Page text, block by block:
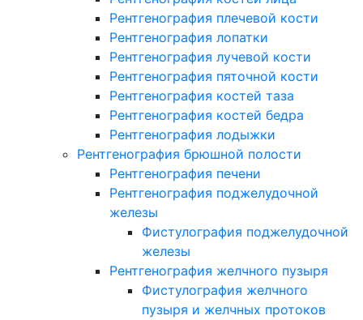
Рентгенография плечевой кости
Рентгенография лопатки
Рентгенография лучевой кости
Рентгенография пяточной кости
Рентгенография костей таза
Рентгенография костей бедра
Рентгенография лодыжки
Рентгенография брюшной полости
Рентгенография печени
Рентгенография поджелудочной
железы
Фистулография поджелудочной
железы
Рентгенография желчного пузыря
Фистулография желчного
пузыря и желчных протоков